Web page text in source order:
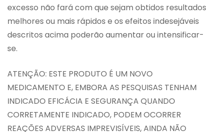
excesso não fará com que sejam obtidos resultados
melhores ou mais rápidos e os efeitos indesejáveis
descritos acima poderão aumentar ou intensificar-
se.
ATENÇÃO: ESTE PRODUTO É UM NOVO
MEDICAMENTO E, EMBORA AS PESQUISAS TENHAM
INDICADO EFICÁCIA E SEGURANÇA QUANDO
CORRETAMENTE INDICADO, PODEM OCORRER
REAÇÕES ADVERSAS IMPREVISÍVEIS, AINDA NÃO